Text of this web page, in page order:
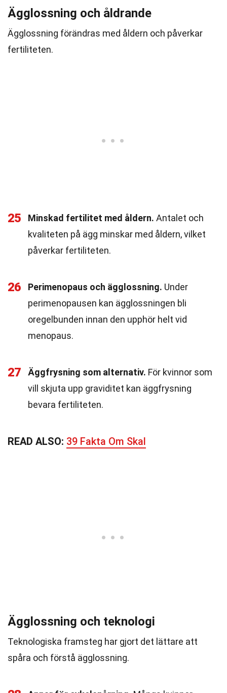
Ägglossning och åldrande
Ägglossning förändras med åldern och påverkar
fertiliteten.
25 Minskad fertilitet med åldern. Antalet och
kvaliteten på ägg minskar med åldern, vilket
påverkar fertiliteten.
26 Perimenopaus och ägglossning. Under
perimenopausen kan ägglossningen bli
oregelbunden innan den upphör helt vid
menopaus.
27 Äggfrysning som alternativ. För kvinnor som
vill skjuta upp graviditet kan äggfrysning
bevara fertiliteten.
READ ALSO: 39 Fakta Om Skal
Ägglossning och teknologi
Teknologiska framsteg har gjort det lättare att
spåra och förstå ägglossning.